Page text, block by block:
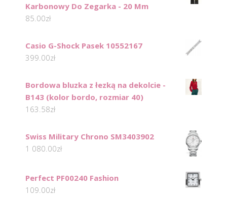
Karbonowy Do Zegarka - 20 Mm
85.00zł
Casio G-Shock Pasek 10552167
399.00zł
Bordowa bluzka z łezką na dekolcie -
B143 (kolor bordo, rozmiar 40)
163.58zł
Swiss Military Chrono SM3403902
1 080.00zł
Perfect PF00240 Fashion
109.00zł